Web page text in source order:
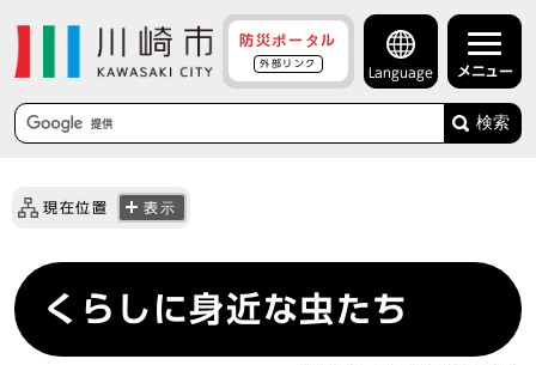
防災ポータル
外部リンク
Language メニュー
検索
現在位置 表示
くらしに身近な虫たち